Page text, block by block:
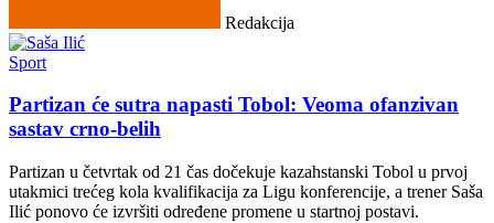
Redakcija
Sport
Partizan će sutra napasti Tobol: Veoma ofanzivan
sastav crno-belih
Partizan u četvrtak od 21 čas dočekuje kazahstanski Tobol u prvoj
utakmici trećeg kola kvalifikacija za Ligu konferencije, a trener Saša
Ilić ponovo će izvršiti određene promene u startnoj postavi.